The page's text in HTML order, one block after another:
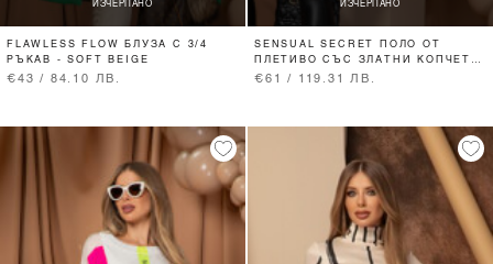
ИЗЧЕРПАНО
FLAWLESS FLOW БЛУЗА С 3/4
РЪКАВ - SOFT BEIGE
€43 / 84.10 ЛВ.
ИЗЧЕРПАНО
SENSUAL SECRET ПОЛО ОТ
ПЛЕТИВО СЪС ЗЛАТНИ КОПЧЕТА
- ECRU
€61 / 119.31 ЛВ.